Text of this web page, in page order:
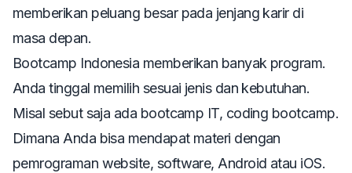
memberikan peluang besar pada jenjang karir di
masa depan.
Bootcamp Indonesia memberikan banyak program.
Anda tinggal memilih sesuai jenis dan kebutuhan.
Misal sebut saja ada bootcamp IT, coding bootcamp.
Dimana Anda bisa mendapat materi dengan
pemrograman website, software, Android atau iOS.